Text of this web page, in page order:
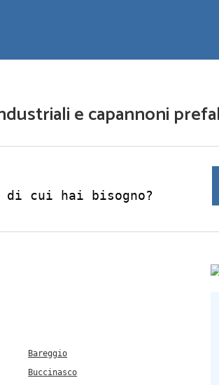
e capannoni
di cui hai bisogno?
Bareggio
Buccinasco